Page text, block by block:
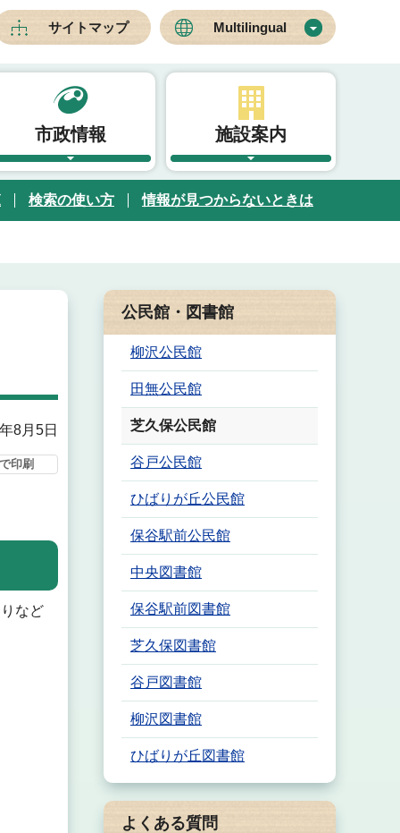
サイトマップ Multilingual
市政情報 施設案内
検索の使い方 情報が見つからないときは
8月5日
印刷
など
公民館・図書館
柳沢公民館
田無公民館
芝久保公民館
谷戸公民館
ひばりが丘公民館
保谷駅前公民館
中央図書館
保谷駅前図書館
芝久保図書館
谷戸図書館
柳沢図書館
ひばりが丘図書館
よくある質問